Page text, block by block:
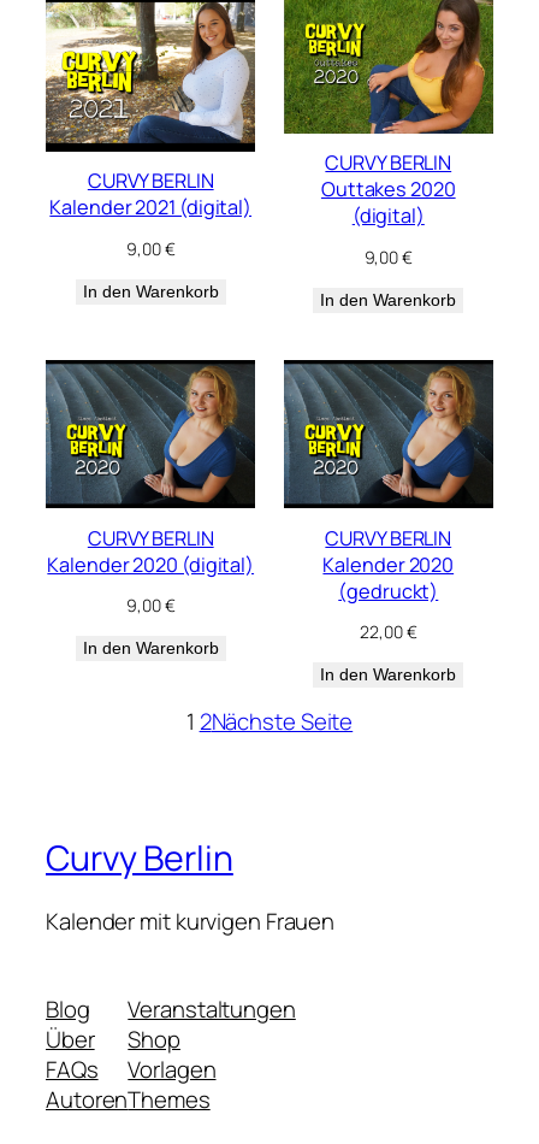
CURVY BERLIN
Kalender 2021 (digital)
9,00€
In den Warenkorb
CURVY BERLIN
Outtakes 2020
(digital)
9,00€
In den Warenkorb
CURVY BERLIN
Kalender 2020 (digital)
9,00€
In den Warenkorb
CURVY BERLIN
Kalender 2020
(gedruckt)
22,00€
In den Warenkorb
1 2Nächste Seite
Curvy Berlin
Kalender mit kurvigen Frauen
Blog
Über
FAQs
Autoren
Veranstaltungen
Shop
Vorlagen
Themes